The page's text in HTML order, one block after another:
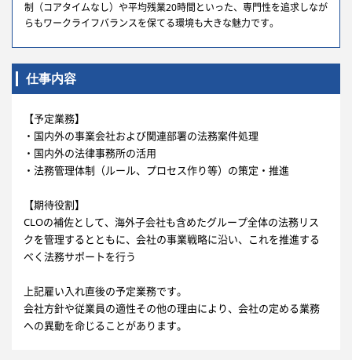
制（コアタイムなし）や平均残業20時間といった、専門性を追求しなが
らもワークライフバランスを保てる環境も大きな魅力です。
仕事内容
【予定業務】
・国内外の事業会社および関連部署の法務案件処理
・国内外の法律事務所の活用
・法務管理体制（ルール、プロセス作り等）の策定・推進
【期待役割】
CLOの補佐として、海外子会社も含めたグループ全体の法務リス
クを管理するとともに、会社の事業戦略に沿い、これを推進する
べく法務サポートを行う
上記雇い入れ直後の予定業務です。
会社方針や従業員の適性その他の理由により、会社の定める業務
への異動を命じることがあります。